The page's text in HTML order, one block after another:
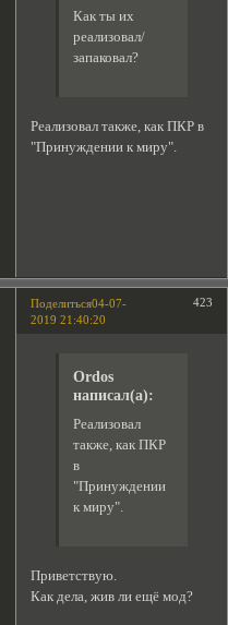
Как ты их
реализовал/
запаковал?
Реализовал также, как ПКР в
"Принуждении к миру".
Поделиться 423
04-07-
2019 21:40:20
Ordos
написал(а):
Реализовал
также, как ПКР
в
"Принуждении
к миру".
Приветствую.
Как дела, жив ли ещё мод?